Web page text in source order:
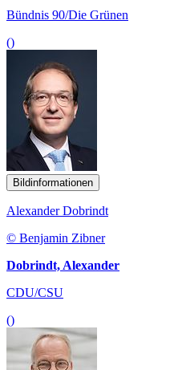
Bündnis 90/Die Grünen
()
Bildinformationen
Alexander Dobrindt
© Benjamin Zibner
Dobrindt, Alexander
CDU/CSU
()